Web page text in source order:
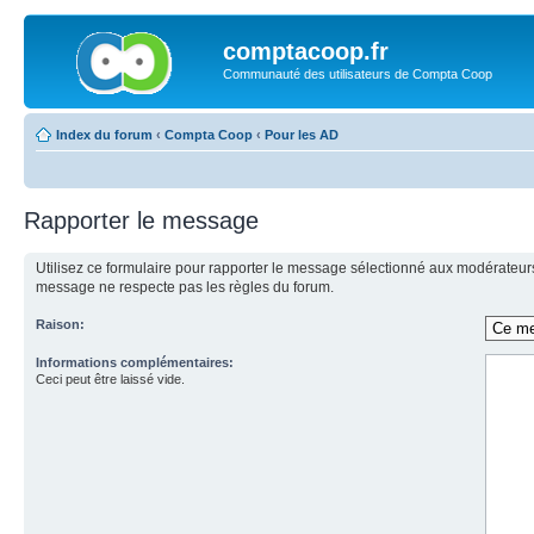
comptacoop.fr
Communauté des utilisateurs de Compta Coop
Index du forum ‹ Compta Coop ‹ Pour les AD
Rapporter le message
Utilisez ce formulaire pour rapporter le message sélectionné aux
message ne respecte pas les règles du forum.
Raison:
Informations complémentaires:
Ceci peut être laissé vide.